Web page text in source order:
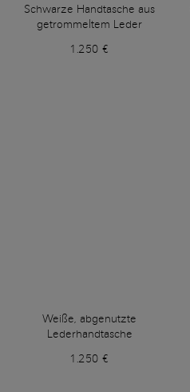
Schwarze Handtasche aus
getrommeltem Leder
1.250 €
Weiße, abgenutzte
Lederhandtasche
1.250 €